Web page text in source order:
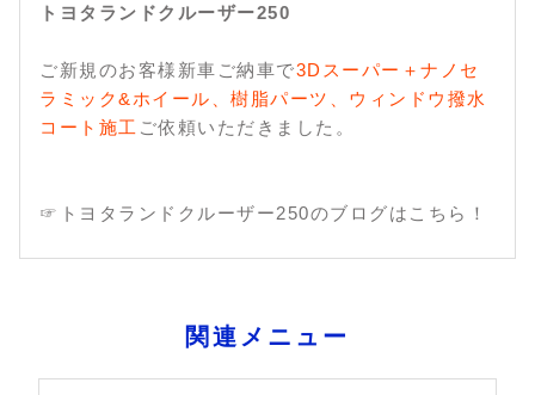
トヨタランドクルーザー250
ご新規のお客様新車ご納車で3Dスーパー＋ナノセ
ラミック&ホイール、樹脂パーツ、ウィンドウ撥水
コート施工 ご依頼いただきました。
☞トヨタランドクルーザー250のブログはこちら！
関連メニュー